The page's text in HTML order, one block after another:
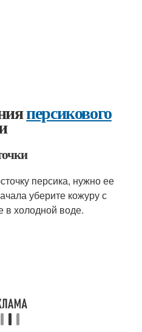
персикового
персика, нужно ее
уберите кожуру с
в холодной воде.